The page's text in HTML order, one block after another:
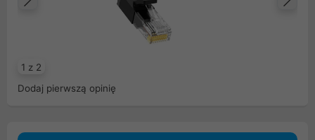
1 z 2
Poprzedni
Dodaj pierwszą opinię